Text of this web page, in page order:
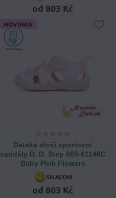
od 803 Kč
NOVINKA
Dětské dívčí sportovní
sandály D. D. Step 065-61146C
Baby Pink Flowers
od 803 Kč